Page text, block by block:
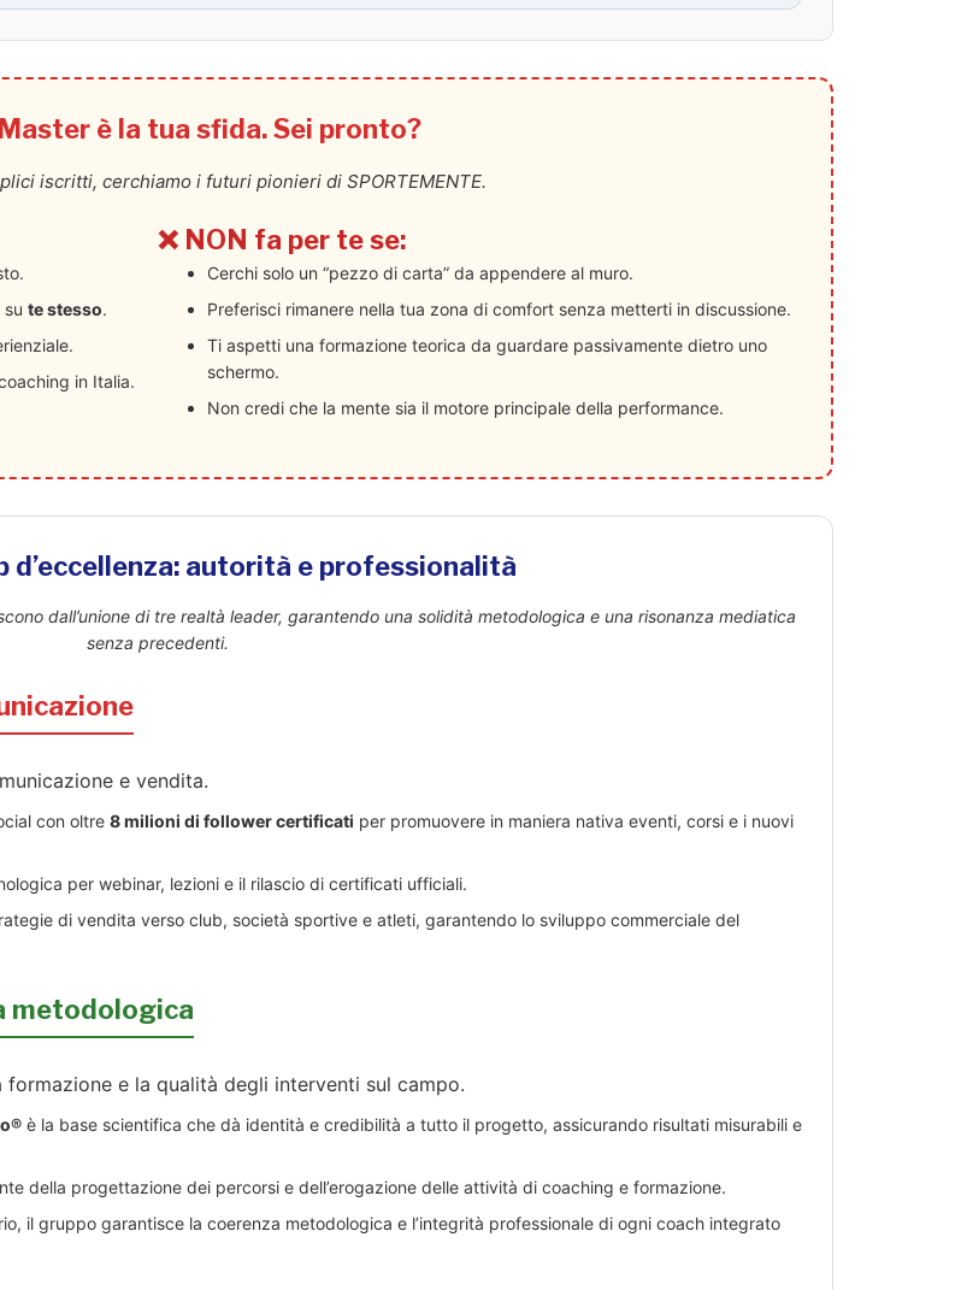
è la tua sfida. Sei pronto?
iscritti, cerchiamo i futuri pionieri di SPORTEMENTE.
te stesso.
in Italia.
❌ NON fa per te se:
Cerchi solo un “pezzo di carta” da appendere al muro.
Preferisci rimanere nella tua zona di comfort senza metterti in discussione.
Ti aspetti una formazione teorica da guardare passivamente dietro uno
schermo.
Non credi che la mente sia il motore principale della performance.
d’eccellenza: autorità e professionalità
dall’unione di tre realtà leader, garantendo una solidità metodologica e una risonanza mediatica
senza precedenti.
e vendita.
con oltre 8 milioni di follower certificati per promuovere in maniera nativa eventi, corsi e i nuovi
per webinar, lezioni e il rilascio di certificati ufficiali.
di vendita verso club, società sportive e atleti, garantendo lo sviluppo commerciale del
metodologica
e la qualità degli interventi sul campo.
è la base scientifica che dà identità e credibilità a tutto il progetto, assicurando risultati misurabili e
della progettazione dei percorsi e dell’erogazione delle attività di coaching e formazione.
il gruppo garantisce la coerenza metodologica e l’integrità professionale di ogni coach integrato